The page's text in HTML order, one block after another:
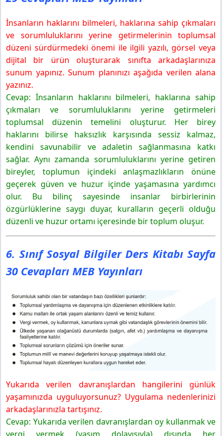
İnsanların haklarını bilmeleri, haklarına sahip çıkmaları
ve sorumluluklarını yerine getirmelerinin toplumsal
düzeni sürdürmedeki önemi ile ilgili yazılı, görsel veya
dijital bir ürün oluşturarak sınıfta arkadaşlarınıza
sunum yapınız. Sunum planınızı aşağıda verilen alana
yazınız.
Cevap: İnsanların haklarını bilmeleri, haklarına sahip
çıkmaları ve sorumluluklarını yerine getirmeleri
toplumsal düzenin temelini oluşturur. Her birey
haklarını bilirse haksızlık karşısında sessiz kalmaz,
kendini savunabilir ve adaletin sağlanmasına katkı
sağlar. Aynı zamanda sorumluluklarını yerine getiren
bireyler, toplumun içindeki anlaşmazlıkların önüne
geçerek güven ve huzur içinde yaşamasına yardımcı
olur. Bu bilinç sayesinde insanlar birbirlerinin
özgürlüklerine saygı duyar, kuralların geçerli olduğu
düzenli ve huzur ortamı içeresinde bir toplum oluşur.
6. Sınıf Sosyal Bilgiler Ders Kitabı Sayfa
30 Cevapları MEB Yayınları
Yukarıda verilen davranışlardan hangilerini günlük
yaşamınızda uyguluyorsunuz? Uygulama nedenlerinizi
arkadaşlarınızla tartışınız.
Cevap: Yukarıda verilen davranışlardan oy kullanmak ve